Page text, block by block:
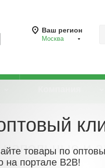
Ваш регион
Москва
для прокладки кабеля) -
и
товары по
на портале B2B!